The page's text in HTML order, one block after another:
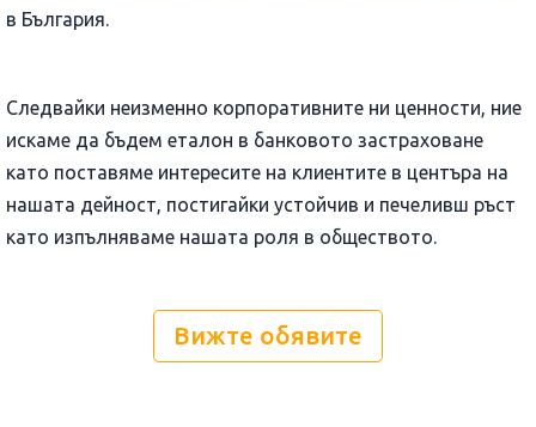
в България.
Следвайки неизменно корпоративните ни ценности, ние
искаме да бъдем еталон в банковото застраховане
като поставяме интересите на клиентите в центъра на
нашата дейност, постигайки устойчив и печеливш ръст
като изпълняваме нашата роля в обществото.
Вижте обявите